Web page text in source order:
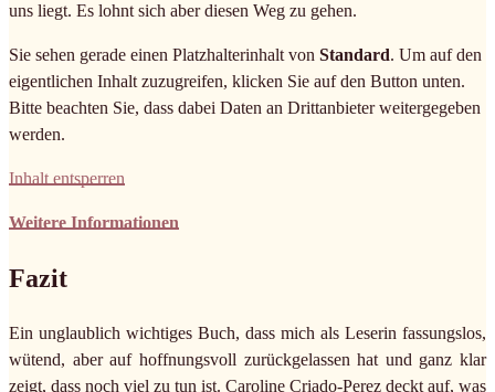
uns liegt. Es lohnt sich aber diesen Weg zu gehen.
Sie sehen gerade einen Platzhalterinhalt von Standard. Um auf den
eigentlichen Inhalt zuzugreifen, klicken Sie auf den Button unten.
Bitte beachten Sie, dass dabei Daten an Drittanbieter weitergegeben
werden.
Inhalt entsperren
Weitere Informationen
Fazit
Ein unglaublich wichtiges Buch, dass mich als Leserin fassungslos,
wütend, aber auf hoffnungsvoll zurückgelassen hat und ganz klar
zeigt, dass noch viel zu tun ist. Caroline Criado-Perez deckt auf, was